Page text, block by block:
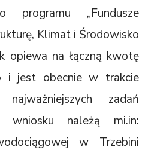
programu „Fundusze
Klimat i Środowisko
opiewa na łączną kwotę
jest obecnie w trakcie
zadań
należą mi.in:
w Trzebini